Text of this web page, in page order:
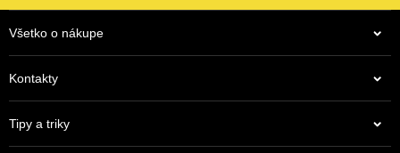
Všetko o nákupe
Kontakty
Tipy a triky